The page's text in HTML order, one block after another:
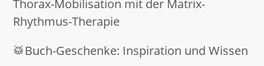
Thorax-Mobilisation mit der Matrix-
Rhythmus-Therapie
🥁Buch-Geschenke: Inspiration und Wissen